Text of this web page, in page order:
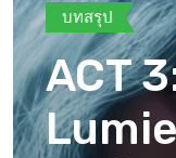
บทสรุป
ACT